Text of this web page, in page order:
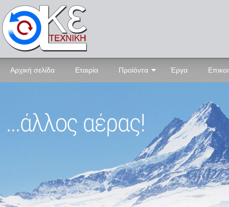
Αρχική σελίδα Εταιρία Προϊόντα Έργα